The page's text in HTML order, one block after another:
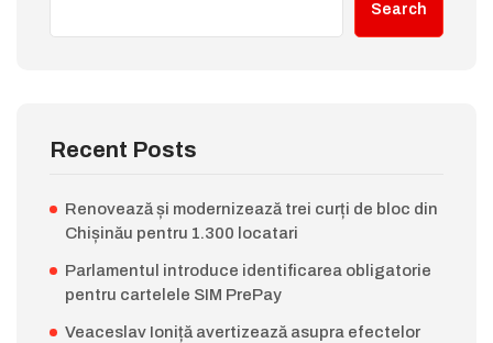
Search
Recent Posts
Renovează și modernizează trei curți de bloc din
Chișinău pentru 1.300 locatari
Parlamentul introduce identificarea obligatorie
pentru cartelele SIM PrePay
Veaceslav Ioniță avertizează asupra efectelor